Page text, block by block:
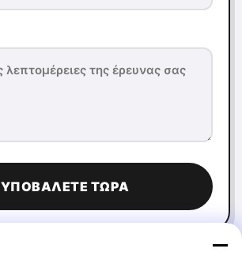
ΥΠΟΒΆΛΕΤΕ ΤΏΡΑ